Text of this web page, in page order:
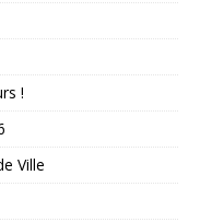
!
Ville